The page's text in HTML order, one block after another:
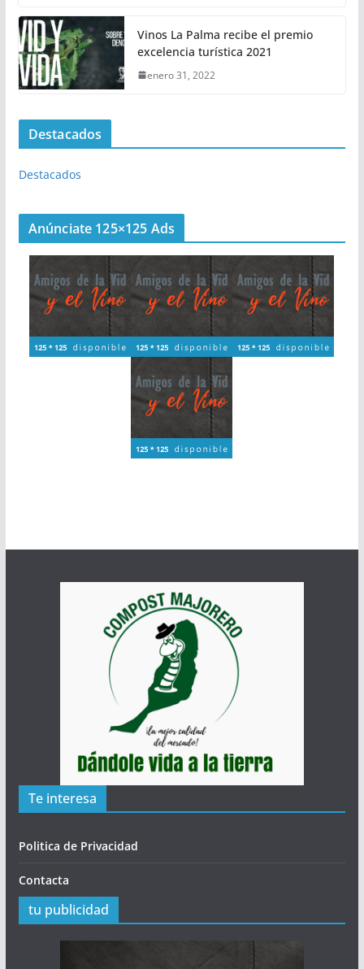
Vinos La Palma recibe el premio
excelencia turística 2021
enero 31, 2022
Destacados
Destacados
Anúnciate 125×125 Ads
Te interesa
Politica de Privacidad
Contacta
tu publicidad